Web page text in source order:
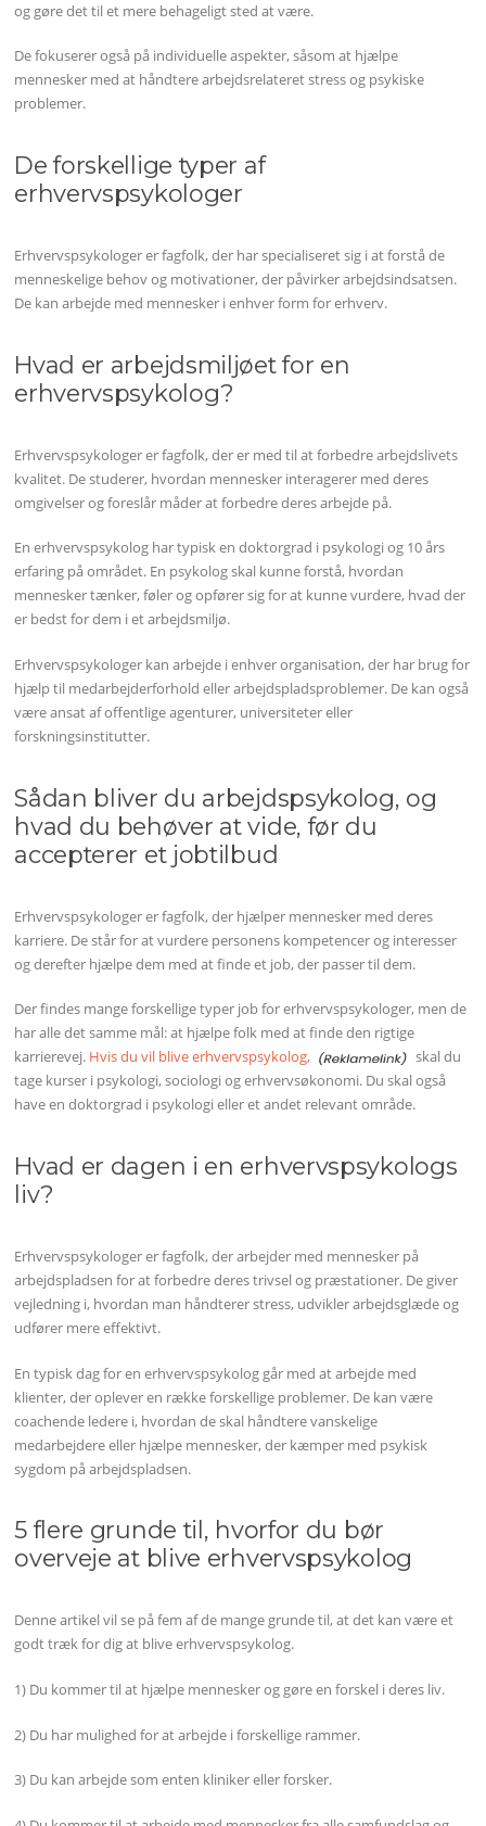
og gøre det til et mere behageligt sted at være.
De fokuserer også på individuelle aspekter, såsom at hjælpe
mennesker med at håndtere arbejdsrelateret stress og psykiske
problemer.
De forskellige typer af
erhvervspsykologer
Erhvervspsykologer er fagfolk, der har specialiseret sig i at forstå de
menneskelige behov og motivationer, der påvirker arbejdsindsatsen.
De kan arbejde med mennesker i enhver form for erhverv.
Hvad er arbejdsmiljøet for en
erhvervspsykolog?
Erhvervspsykologer er fagfolk, der er med til at forbedre arbejdslivets
kvalitet. De studerer, hvordan mennesker interagerer med deres
omgivelser og foreslår måder at forbedre deres arbejde på.
En erhvervspsykolog har typisk en doktorgrad i psykologi og 10 års
erfaring på området. En psykolog skal kunne forstå, hvordan
mennesker tænker, føler og opfører sig for at kunne vurdere, hvad der
er bedst for dem i et arbejdsmiljø.
Erhvervspsykologer kan arbejde i enhver organisation, der har brug for
hjælp til medarbejderforhold eller arbejdspladsproblemer. De kan også
være ansat af offentlige agenturer, universiteter eller
forskningsinstitutter.
Sådan bliver du arbejdspsykolog, og
hvad du behøver at vide, før du
accepterer et jobtilbud
Erhvervspsykologer er fagfolk, der hjælper mennesker med deres
karriere. De står for at vurdere personens kompetencer og interesser
og derefter hjælpe dem med at finde et job, der passer til dem.
Der findes mange forskellige typer job for erhvervspsykologer, men de
har alle det samme mål: at hjælpe folk med at finde den rigtige
karrierevej. Hvis du vil blive erhvervspsykolog,
skal du
tage kurser i psykologi, sociologi og erhvervsøkonomi. Du skal også
have en doktorgrad i psykologi eller et andet relevant område.
Hvad er dagen i en erhvervspsykologs
liv?
Erhvervspsykologer er fagfolk, der arbejder med mennesker på
arbejdspladsen for at forbedre deres trivsel og præstationer. De giver
vejledning i, hvordan man håndterer stress, udvikler arbejdsglæde og
udfører mere effektivt.
En typisk dag for en erhvervspsykolog går med at arbejde med
klienter, der oplever en række forskellige problemer. De kan være
coachende ledere i, hvordan de skal håndtere vanskelige
medarbejdere eller hjælpe mennesker, der kæmper med psykisk
sygdom på arbejdspladsen.
5 flere grunde til, hvorfor du bør
overveje at blive erhvervspsykolog
Denne artikel vil se på fem af de mange grunde til, at det kan være et
godt træk for dig at blive erhvervspsykolog.
1) Du kommer til at hjælpe mennesker og gøre en forskel i deres liv.
2) Du har mulighed for at arbejde i forskellige rammer.
3) Du kan arbejde som enten kliniker eller forsker.